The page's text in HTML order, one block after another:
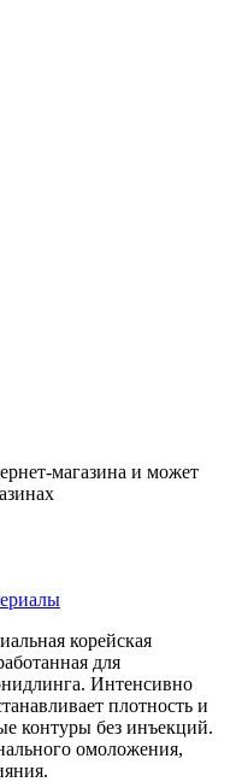
магазина и может
корейская
для
Интенсивно
плотность и
контуры без инъекций.
омоложения,